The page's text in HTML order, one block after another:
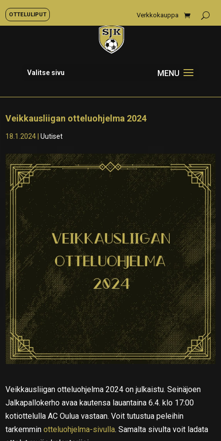
OTTELULIPUT Verkkokauppa
Valitse sivu
Veikkausliigan otteluohjelma 2024
18.1.2024 |Uutiset
Veikkausliigan otteluohjelma 2024 on julkaistu. Seinäjoen
Jalkapallokerho avaa kautensa lauantaina 6.4. klo 17:00
kotiottelulla AC Oulua vastaan. Voit tutustua peleihin
tarkemminotteluohjelma-sivulla. Samalta sivulta voit ladata